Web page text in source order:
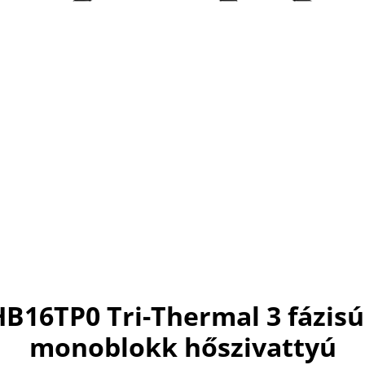
Tri-Thermal 3
monoblokk hőszivattyú